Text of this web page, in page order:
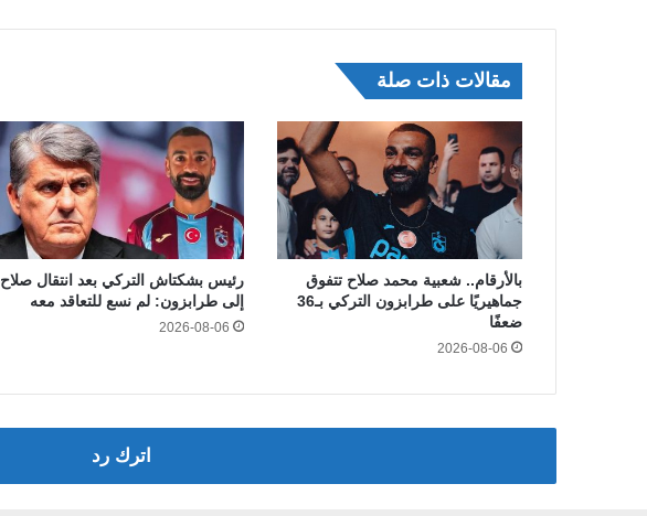
مقالات ذات صلة
بالأرقام.. شعبية محمد صلاح تتفوق
جماهيريًا على طرابزون التركي بـ36
ضعفًا
2026-08-06
رئيس بشكتاش التركي بعد انتقال صلاح
إلى طرابزون: لم نسع للتعاقد معه
2026-08-06
اترك رد